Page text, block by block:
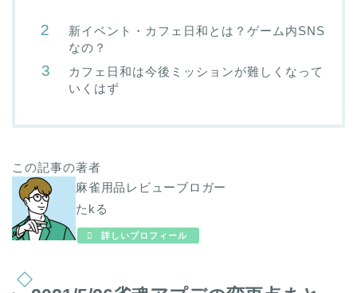
新イベント・カフェ日和とは？ゲーム内SNS
なの？
カフェ日和は今後ミッションが難しくなって
いくはず
この記事の著者
麻雀用品レビューブロガー
たkる
詳しいプロフィール